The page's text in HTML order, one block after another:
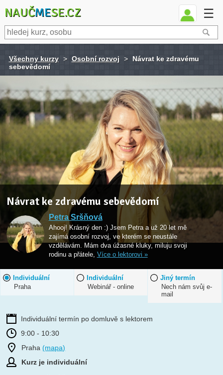
NAUČMESE.CZ ☰
Všechny kurzy > Osobní rozvoj >
Návrat ke zdravému
sebevědomí
Návrat ke zdravému sebevědomí
Petra Sršňová
Ahooj! Krásný den :) Jsem Petra a už 20 let mě
zajímá osobní rozvoj, ve kterém se neustále
vzdělávám. Mám dva úžasné kluky, miluju svoji
rodinu a přátele, Více o lektorovi »
Individuální
Praha
Individuální
Webinář - online
Jiný termín
Nech nám svůj e-
mail
Individuální termín po domluvě s lektorem
9:00 - 10:30
Praha(mapa)
Kurz je individuální